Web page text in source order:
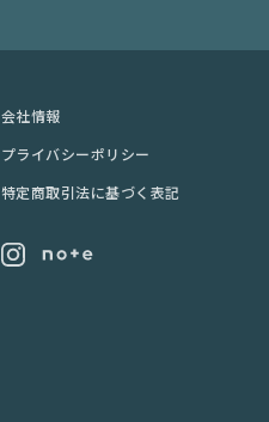
会社情報
プライバシーポリシー
特定商取引法に基づく表記